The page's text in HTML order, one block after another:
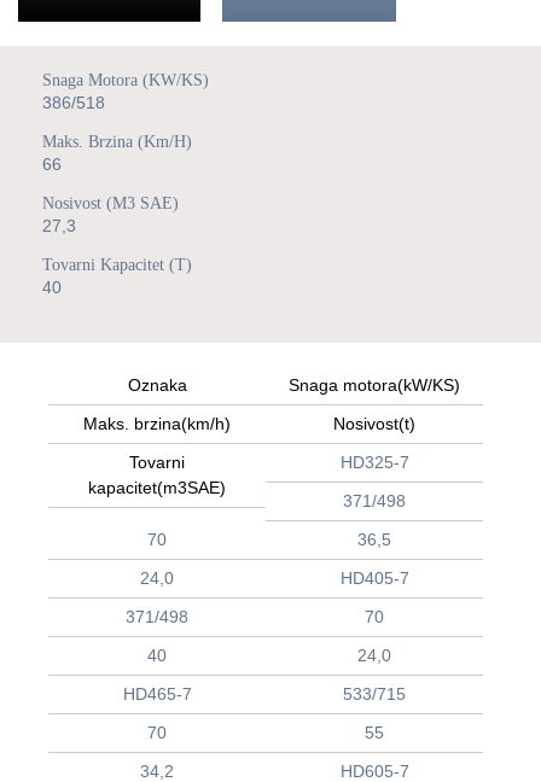
Snaga Motora (kW/KS)
386/518
Maks. Brzina (km/h)
66
Nosivost (m3 SAE)
27,3
Tovarni Kapacitet (t)
40
Oznaka
Snaga motora(kW/KS)
Maks. brzina(km/h)
Nosivost(t)
Tovarni
kapacitet(m3SAE)
HD325-7
371/498
70
36,5
24,0
HD405-7
371/498
70
40
24,0
HD465-7
533/715
70
55
34,2
HD605-7